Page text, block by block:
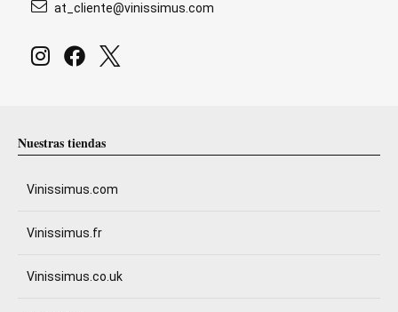
at_cliente@vinissimus.com
Nuestras tiendas
Vinissimus.com
Vinissimus.fr
Vinissimus.co.uk